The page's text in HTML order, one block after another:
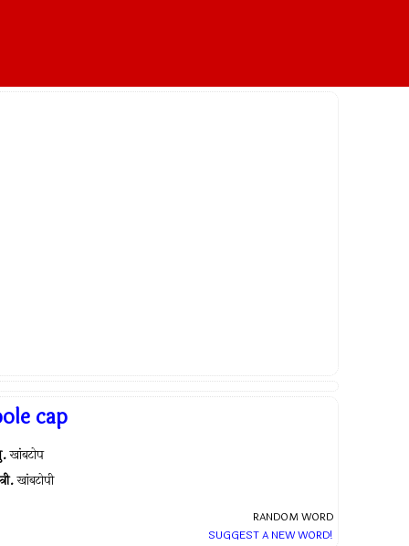
cap
खांबटोप
खांबटोपी
RANDOM WORD
SUGGEST A NEW WORD!